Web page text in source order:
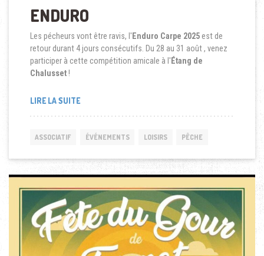
ENDURO
Les pécheurs vont être ravis, l' Enduro Carpe 2025est de
retour durant 4 jours consécutifs. Du 28 au 31 août , venez
participer à cette compétition amicale à l' Étang de
Chalusset!
LIRE LA SUITE
ASSOCIATIF ÉVÉNEMENTS LOISIRS PÊCHE